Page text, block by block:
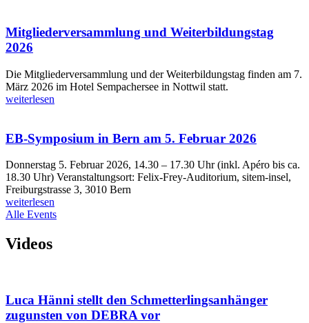
Mitgliederversammlung und Weiterbildungstag
2026
Die Mitgliederversammlung und der Weiterbildungstag finden am 7.
März 2026 im Hotel Sempachersee in Nottwil statt.
weiterlesen
EB-Symposium in Bern am 5. Februar 2026
Donnerstag 5. Februar 2026, 14.30 – 17.30 Uhr (inkl. Apéro bis ca.
18.30 Uhr) Veranstaltungsort: Felix-Frey-Auditorium, sitem-insel,
Freiburgstrasse 3, 3010 Bern
weiterlesen
Alle Events
Videos
Luca Hänni stellt den Schmetterlingsanhänger
zugunsten von DEBRA vor